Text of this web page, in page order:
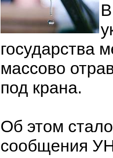
государства
массово
под крана.
Об этом
сообщения